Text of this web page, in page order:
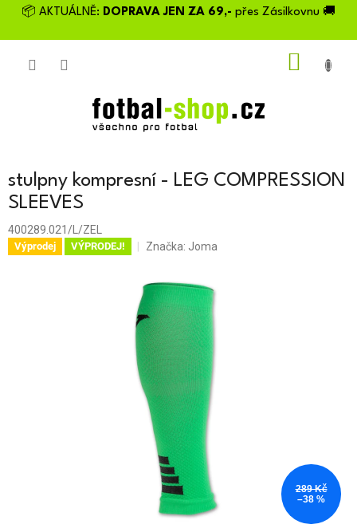
Přejít📦 AKTUÁLNĚ: DOPRAVA JEN ZA 69,- přes Zásilkovnu 🚚
stulpny kompresní - LEG COMPRESSION
SLEEVES
400289.021/L/ZEL
Výprodej VÝPRODEJ! Značka: Joma
289 Kč
–38 %